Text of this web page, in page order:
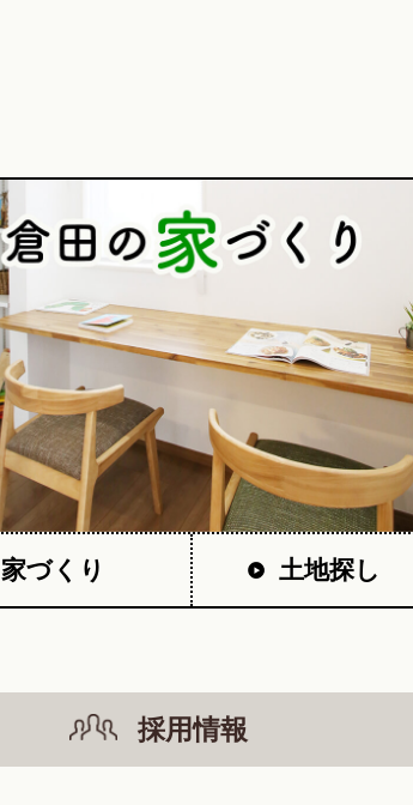
家づくり 土地探し
採用情報